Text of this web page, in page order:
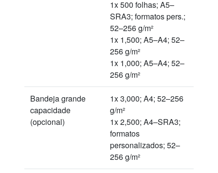
1x 500 folhas; A5–
SRA3; formatos pers.;
52–256 g/m²
1x 1,500; A5–A4; 52–
256 g/m²
1x 1,000; A5–A4; 52–
256 g/m²
Bandeja grande
capacidade
(opcional)
1x 3,000; A4; 52–256
g/m²
1x 2,500; A4–SRA3;
formatos
personalizados; 52–
256 g/m²